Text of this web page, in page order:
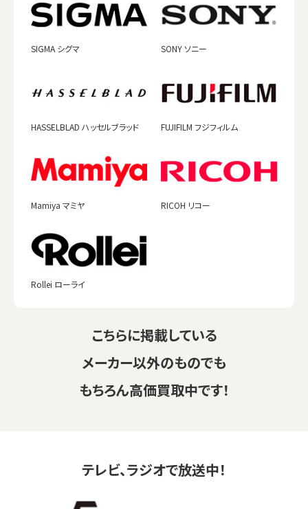
SIGMA シグマ SONY ソニー
HASSELBLAD ハッセルブラッド FUJIFILM フジフィルム
Mamiya マミヤ RICOH リコー
Rollei ローライ
こちらに掲載している
メーカー以外のものでも
もちろん高価買取中です！
テレビ、ラジオで放送中！